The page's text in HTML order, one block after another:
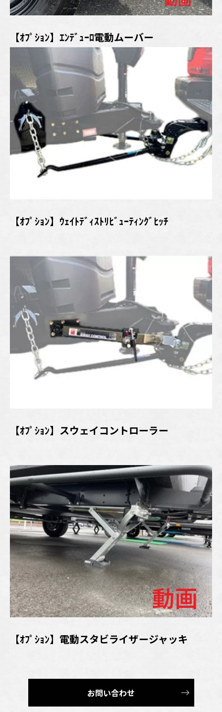
【ｵﾌﾟｼｮﾝ】ｴﾝﾃﾞｭｰﾛ電動ムーバー
【ｵﾌﾟｼｮﾝ】ｳｪｲﾄﾃﾞｨｽﾄﾘﾋﾞｭｰﾃｨﾝｸﾞﾋｯﾁ
【ｵﾌﾟｼｮﾝ】スウェイコントローラー
【ｵﾌﾟｼｮﾝ】電動スタビライザージャッキ
お問い合わせ